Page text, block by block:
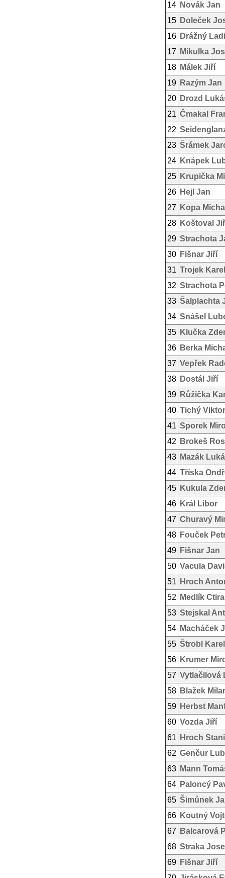
14 Novák Jan
15 Doleček
16 Drážný
17
Mikulka
18 Málek Jiří
19 Razým Jan
20 Drozd
21 Čmakal
22
23 Šrámek
24 Knápek
25 Krupička
26 Hejl Jan
27
Kopa
28 Koštoval
29 Strachota
30 Fišnar Jiří
31 Trojek Karel
32 Strachota
33 Šalplachta
34 Snášel
35 Klučka
36 Berka
37 Vepřek
38 Dostál Jiří
39 Růžička
40 Tichý Viktor
41 Sporek
42
Brokeš
43 Mazák
44 Tříska
45 Kukula
46 Král Libor
47 Churavý
48 Fouček
49 Fišnar Jan
50 Vacula
51
Hroch
52
Medlík
53 Stejskal
54 Macháček
55 Štrobl Karel
56 Krumer
57 Vytlačilová
58 Blažek
59 Herbst
60 Vozda Jiří
61
Hroch
62 Genčur
63 Mann
64 Paloncý
65 Šimůnek
66 Koutný
67
Balcarová
68 Straka
69 Fišnar Jiří